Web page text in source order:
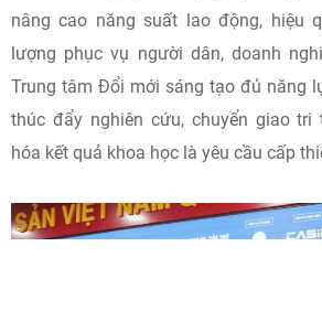
tạo thành phố, ông Nguyễn Văn Khởi,
Cần Thơ cho biết, đổi mới sáng tạo
quan trọng trong chiến lược phát
của địa phương, nhất là trong bối cảnh
số 57-NQ/TW của Bộ Chính trị về đột
Theo ông Khởi, thành phố xác định